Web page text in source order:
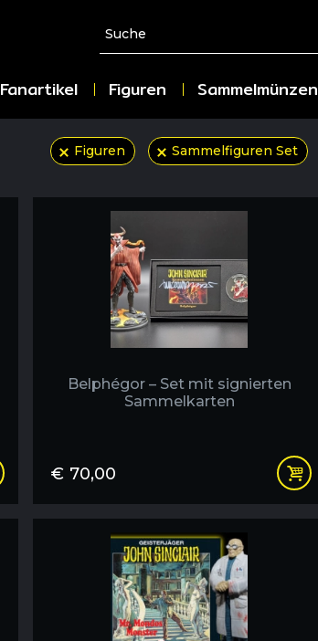
Fanartikel Figuren Sammelmünzen
Figuren Sammelfiguren Set
Belphégor – Set mit signierten
Sammelkarten
€ 70,00